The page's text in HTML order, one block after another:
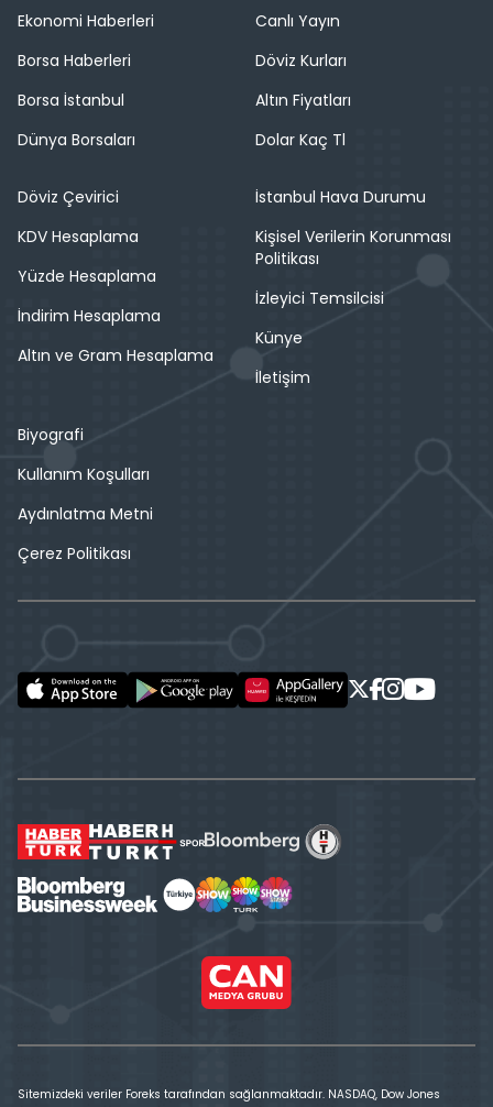
Ekonomi Haberleri
Borsa Haberleri
Borsa İstanbul
Dünya Borsaları
Canlı Yayın
Döviz Kurları
Altın Fiyatları
Dolar Kaç Tl
Döviz Çevirici
KDV Hesaplama
Yüzde Hesaplama
İndirim Hesaplama
Altın ve Gram Hesaplama
İstanbul Hava Durumu
Kişisel Verilerin Korunması
Politikası
İzleyici Temsilcisi
Künye
İletişim
Biyografi
Kullanım Koşulları
Aydınlatma Metni
Çerez Politikası
Sitemizdeki veriler Foreks tarafından sağlanmaktadır. NASDAQ, Dow Jones